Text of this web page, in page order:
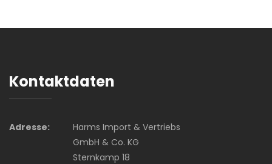
Kontaktdaten
Adresse:
Harms Import & Vertriebs
GmbH & Co. KG
Sternkamp 18